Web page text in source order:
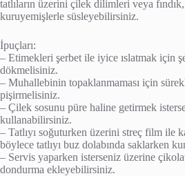
tatlıların üzerini çilek dilimleri veya
kuruyemişlerle süsleyebilirsiniz.
İpuçları:
– Etimekleri şerbet ile iyice ıslatmak için
dökmelisiniz.
– Muhallebinin topaklanmaması için
pişirmelisiniz.
– Çilek sosunu püre haline getirmek
kullanabilirsiniz.
– Tatlıyı soğuturken üzerini streç film ile
böylece tatlıyı buz dolabında saklarken
– Servis yaparken isterseniz üzerine
dondurma ekleyebilirsiniz.